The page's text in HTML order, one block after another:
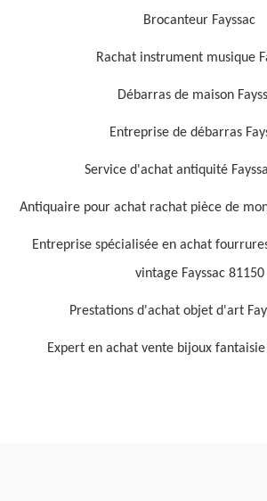
Brocanteur Fayssac
Rachat instrument musique
Débarras de maison
Entreprise de débarras
Service d'achat antiquité
Antiquaire pour achat rachat pièce de
Entreprise spécialisée en achat
vintage Fayssac 81150
Prestations d'achat objet d'art
Expert en achat vente bijoux fantaisie